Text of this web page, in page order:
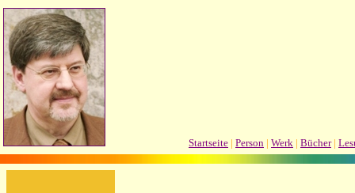
Startseite | Person | Werk | Bücher|